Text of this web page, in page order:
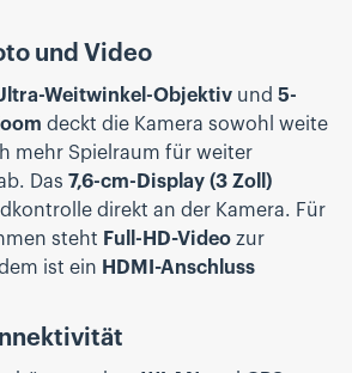
und Video
Weitwinkel-Objektiv und 5-
deckt die Kamera sowohl weite
mehr Spielraum für weiter
Das 7,6-cm-Display (3 Zoll)
direkt an der Kamera. Für
steht Full-HD-Video zur
ist ein HDMI-Anschluss